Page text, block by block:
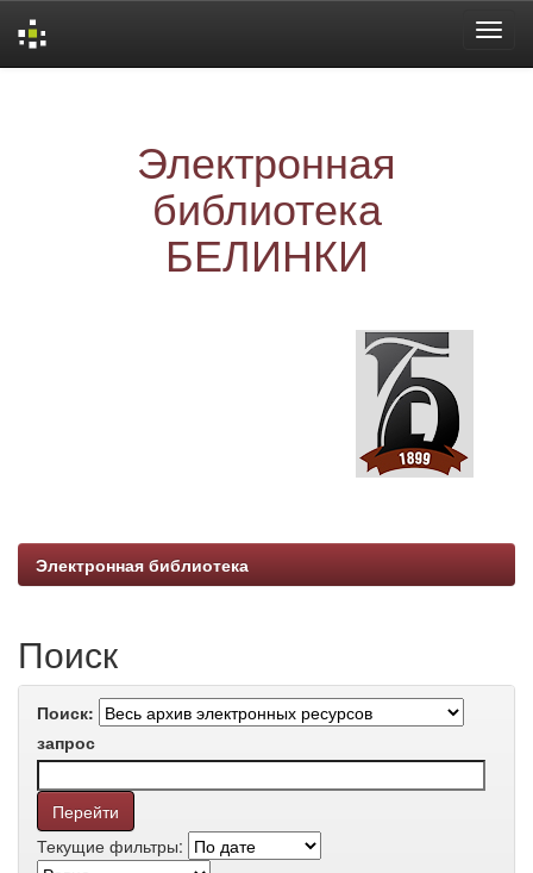
Электронная
библиотека
БЕЛИНКИ
Электронная библиотека
Поиск
Поиск:
запрос
Текущие фильтры: